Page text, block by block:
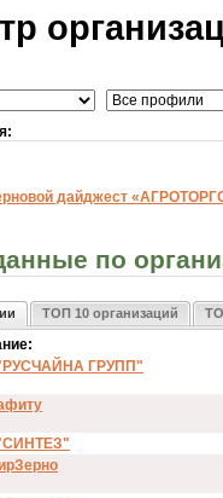
дайджест
по
ТОП 10 организаций
ГРУПП"